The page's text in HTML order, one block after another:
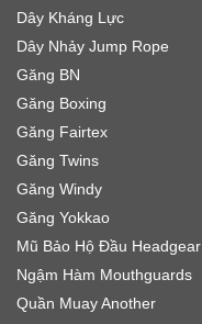
Dây Kháng Lực
Dây Nhảy Jump Rope
Găng BN
Găng Boxing
Găng Fairtex
Găng Twins
Găng Windy
Găng Yokkao
Mũ Bảo Hộ Đầu Headgear
Ngậm Hàm Mouthguards
Quần Muay Another